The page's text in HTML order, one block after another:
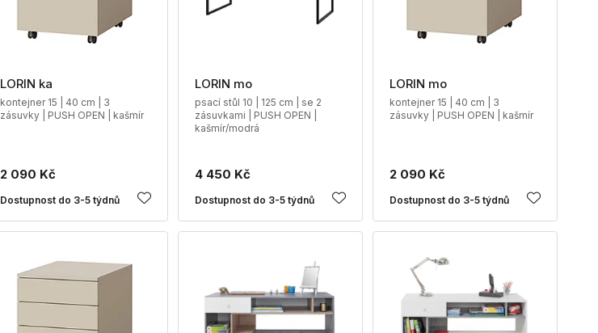
LORIN ka
kontejner 15 | 40 cm | 3
zásuvky | PUSH OPEN | kašmír
2 090 Kč
Dostupnost do 3-5 týdnů
LORIN mo
psací stůl 10 | 125 cm | se 2
zásuvkami | PUSH OPEN |
kašmír/modrá
4 450 Kč
Dostupnost do 3-5 týdnů
LORIN mo
kontejner 15 | 40 cm | 3
zásuvky | PUSH OPEN | kašmír
2 090 Kč
Dostupnost do 3-5 týdnů